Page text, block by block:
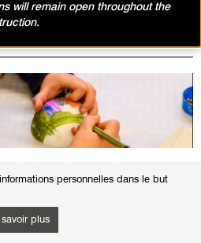
personnelles dans le but
savoir plus
2025
6 ans
will remain open throughout the